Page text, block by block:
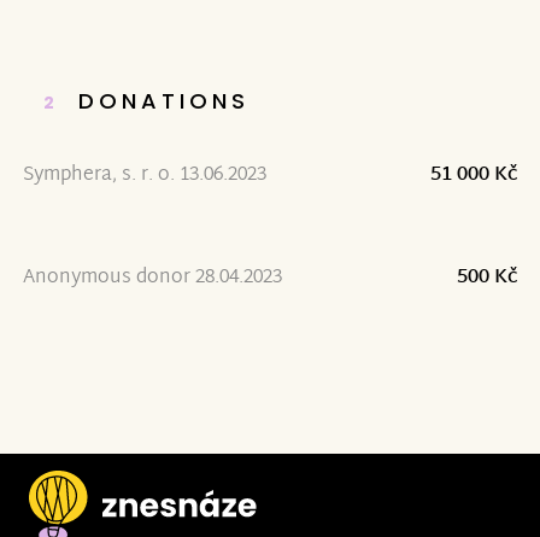
2 DONATIONS
Symphera, s. r. o. 13.06.2023 51 000 Kč
Anonymous donor 28.04.2023 500 Kč